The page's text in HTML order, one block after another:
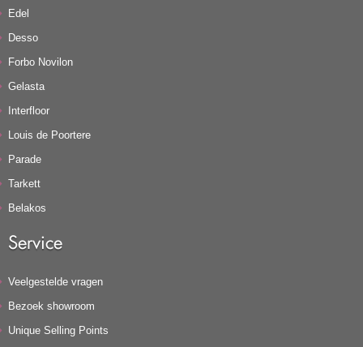
Edel
Desso
Forbo Novilon
Gelasta
Interfloor
Louis de Poortere
Parade
Tarkett
Belakos
Service
Veelgestelde vragen
Bezoek showroom
Unique Selling Points